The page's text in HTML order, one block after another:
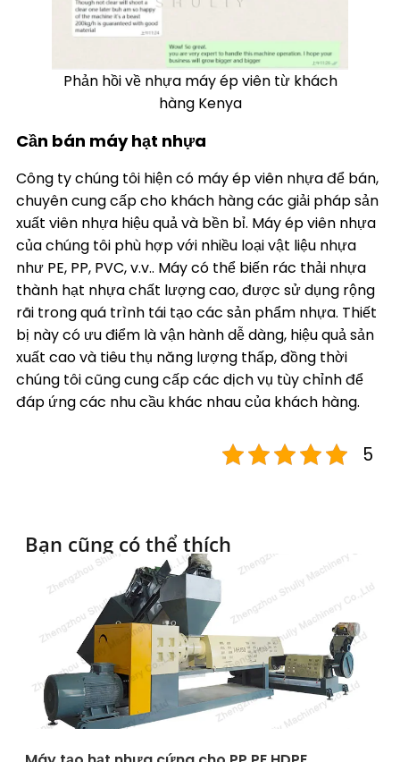
Phản hồi về nhựa máy ép viên từ khách
hàng Kenya
Cần bán máy hạt nhựa
Công ty chúng tôi hiện có máy ép viên nhựa để bán,
chuyên cung cấp cho khách hàng các giải pháp sản
xuất viên nhựa hiệu quả và bền bỉ. Máy ép viên nhựa
của chúng tôi phù hợp với nhiều loại vật liệu nhựa
như PE, PP, PVC, v.v.. Máy có thể biến rác thải nhựa
thành hạt nhựa chất lượng cao, được sử dụng rộng
rãi trong quá trình tái tạo các sản phẩm nhựa. Thiết
bị này có ưu điểm là vận hành dễ dàng, hiệu quả sản
xuất cao và tiêu thụ năng lượng thấp, đồng thời
chúng tôi cũng cung cấp các dịch vụ tùy chỉnh để
đáp ứng các nhu cầu khác nhau của khách hàng.
5
Bạn cũng có thể thích